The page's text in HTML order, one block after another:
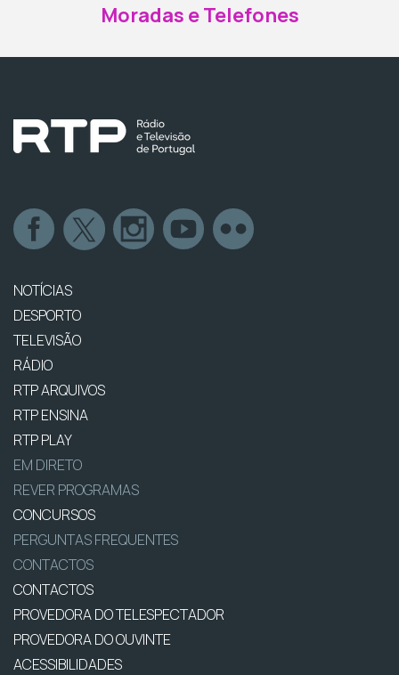
Moradas e Telefones
NOTÍCIAS
DESPORTO
TELEVISÃO
RÁDIO
RTP ARQUIVOS
RTP ENSINA
RTP PLAY
EM DIRETO
REVER PROGRAMAS
CONCURSOS
PERGUNTAS FREQUENTES
CONTACTOS
CONTACTOS
PROVEDORA DO TELESPECTADOR
PROVEDORA DO OUVINTE
ACESSIBILIDADES